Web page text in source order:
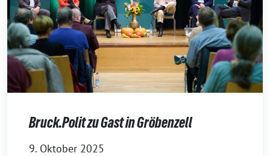
Bruck.Polit zu Gast in Gröbenzell
9. Oktober 2025